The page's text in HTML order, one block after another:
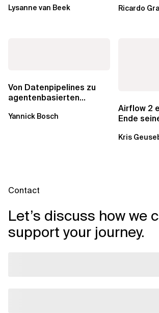
noch?
Lysanne van Beek Ricardo
Von Datenpipelines zu
agentenbasierten
Analytics...
Yannick Bosch
Airflow 2
Ende
Kris
Contact
Let’s discuss how we
support your journey.